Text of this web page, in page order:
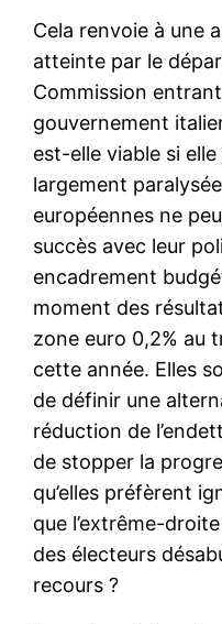
Cela renvoie à une
atteinte par le
Commission
gouvernement
est-elle viable si
largement
européennes ne
succès avec leur
encadrement
moment des
zone euro 0,2% au
cette année. Elles
de définir une
réduction de
de stopper la
qu’elles préfèrent
que l’extrême-
des électeurs
recours ?